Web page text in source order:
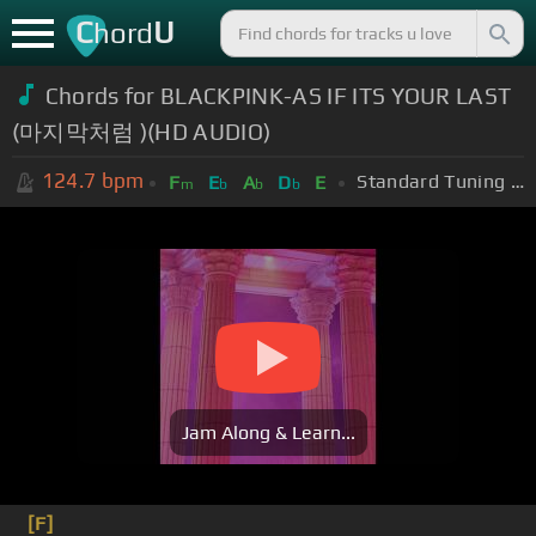
ChordU
Chords for BLACKPINK-AS IF ITS YOUR LAST
(마지막처럼 )(HD AUDIO)
124.7 bpm Fm Eb Ab Db E Standard Tuning (EADGBE)
Jam Along & Learn...
[F]